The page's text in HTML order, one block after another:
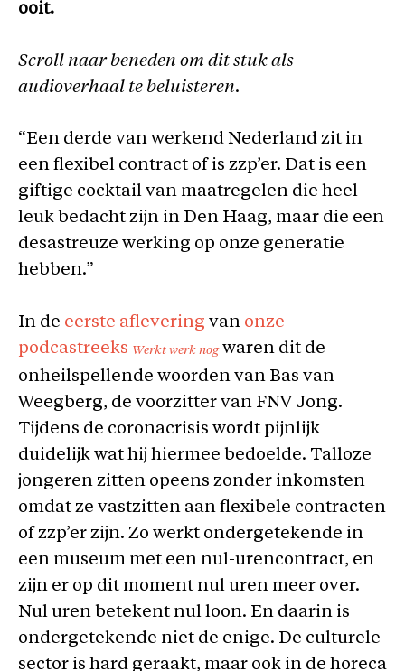
ooit.
Scroll naar beneden om dit stuk als
audioverhaal te beluisteren.
“Een derde van werkend Nederland zit in
een flexibel contract of is zzp’er. Dat is een
giftige cocktail van maatregelen die heel
leuk bedacht zijn in Den Haag, maar die een
desastreuze werking op onze generatie
hebben.”
In de eerste aflevering van onze
podcastreeks Werkt werk nogwaren dit de
onheilspellende woorden van Bas van
Weegberg, de voorzitter van FNV Jong.
Tijdens de coronacrisis wordt pijnlijk
duidelijk wat hij hiermee bedoelde. Talloze
jongeren zitten opeens zonder inkomsten
omdat ze vastzitten aan flexibele contracten
of zzp’er zijn. Zo werkt ondergetekende in
een museum met een nul-urencontract, en
zijn er op dit moment nul uren meer over.
Nul uren betekent nul loon. En daarin is
ondergetekende niet de enige. De culturele
sector is hard geraakt, maar ook in de horeca